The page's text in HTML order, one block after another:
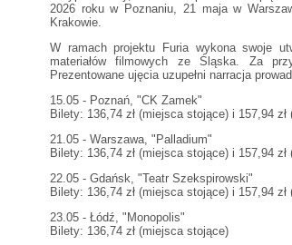
2026 roku w Poznaniu, 21 maja w
Krakowie.
W ramach projektu Furia wykona swoje
materiałów filmowych ze Śląska. Za
Prezentowane ujęcia uzupełni narracja
15.05 - Poznań, "CK Zamek"
Bilety: 136,74 zł (miejsca stojące) i 157,94
21.05 - Warszawa, "Palladium"
Bilety: 136,74 zł (miejsca stojące) i 157,94
22.05 - Gdańsk, "Teatr Szekspirowski"
Bilety: 136,74 zł (miejsca stojące) i 157,94
23.05 - Łódź, "Monopolis"
Bilety: 136,74 zł (miejsca stojące)